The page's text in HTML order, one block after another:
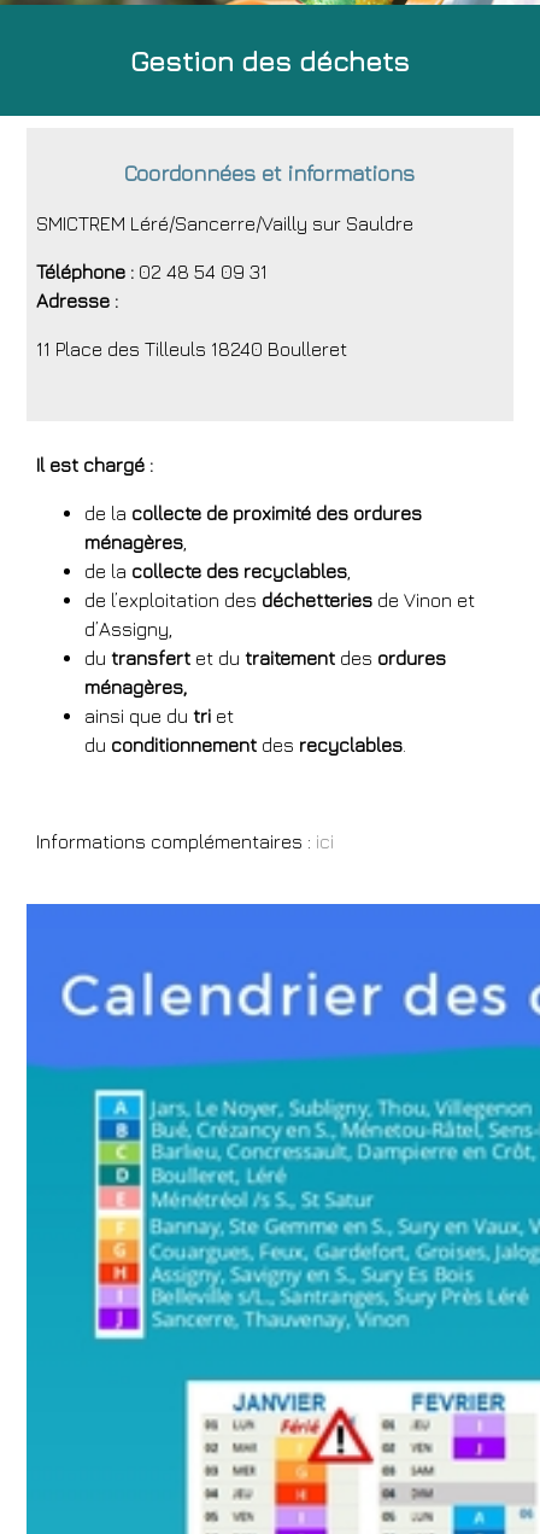
Gestion des déchets
Coordonnées et informations
SMICTREM Léré/Sancerre/Vailly sur Sauldre
Téléphone : 02 48 54 09 31
Adresse :
11 Place des Tilleuls 18240 Boulleret
Il est chargé :
de la collecte de proximité des ordures
ménagères
de la collecte des recyclables
de l’exploitation des déchetteries de Vinon et
d’Assigny,
dutransfert et dutraitement des ordures
ménagères,
ainsi que dutri et
du conditionnement des recyclables
Informations complémentaires : ici